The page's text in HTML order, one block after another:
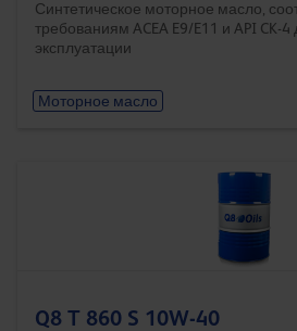
Синтетическое моторное масло,
требованиям ACEA E9/E11 и API CK-
эксплуатации
Моторное масло
Q8 T 860 S 10W-40